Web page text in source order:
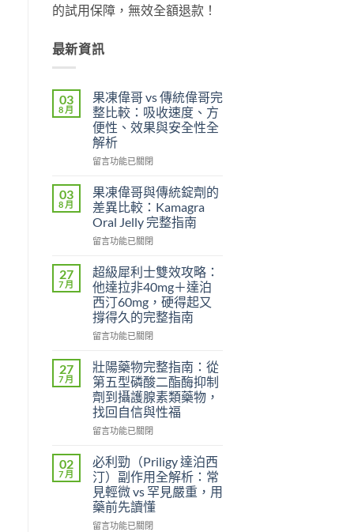
的試用保障，無效全額退款！
最新資訊
03
8 月
果凍偉哥 vs 傳統偉哥完
整比較：吸收速度、方
便性、效果與安全性全
解析
在
凍
偉
哥
vs
傳
偉
哥
完
整
比
較：
收
速
度、
方
便
性、
果
與
安
全
性
全
留言功能已關閉
03
8 月
果凍偉哥與傳統錠劑的
差異比較：Kamagra
Oral Jelly 完整指南
在
凍
偉
哥
與
傳
統
劑
的
差
異
比
較：
Oral
Jelly
完
整
指
南〉
留言功能已關閉
27
7 月
超級犀利士雙效攻略：
他達拉非40mg＋達泊
西汀60mg，硬得起又
撐得久的完整指南
在
級
犀
利
士
雙
效
略：
他
達
拉
非
40mg
留言功能已關閉
27
7 月
壯陽藥物完整指南：從
第五型磷酸二酯酶抑制
劑到攝護腺素類藥物，
找回自信與性福
在
陽
藥
物
完
整
指
留言功能已關閉
02
7 月
必利勁（Priligy 達泊西
汀）副作用全解析：常
見輕微 vs 罕見嚴重，用
藥前先讀懂
在
留言功能已關閉